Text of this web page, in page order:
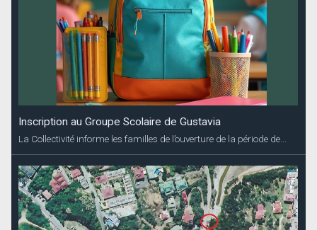
Inscription au Groupe Scolaire de Gustavia
La Collectivité informe les familles de l’ouverture de la période de...